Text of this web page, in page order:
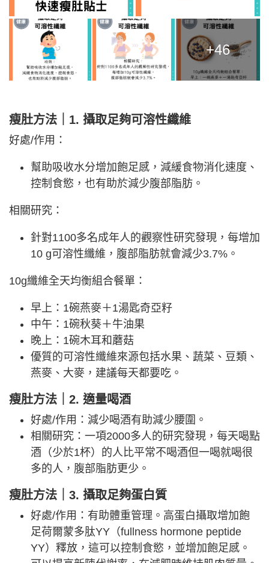
+46
瘦肚方法｜1. 攝取足夠可溶性纖維
好處/作用：
幫助吸收水分增加飽足感，減緩食物消化速度、
控制食慾，也有助於減少腹部脂肪。
相關研究：
針對1100多名成年人的觀察性研究發現，每增加
10 g可溶性纖維，腹部脂肪就會減少3.7%。
10g纖維全天均衡組合餐單：
早上：1碗燕麥＋1湯匙奇亞籽
中午：1碗秋葵＋牛油果
晚上：1碗木耳和蘑菇
優質的可溶性纖維來源包括水果、蔬菜、豆類、
燕麥、大麥，建議每天都要吃。
瘦肚方法｜2. 適量喝酒
好處/作用：減少喝酒有助減少腰圍。
相關研究：一項2000多人的研究發現，每天喝點
酒（少於1杯）的人比平常不喝酒但一喝就喝很
多的人，腹部脂肪更少。
瘦肚方法｜3. 攝取足夠蛋白質
好處/作用：有助體重管理。高蛋白攝取增加飽
足荷爾蒙多肽YY（fullness hormone peptide
YY）釋放，這可以控制食慾，並增加飽足感。